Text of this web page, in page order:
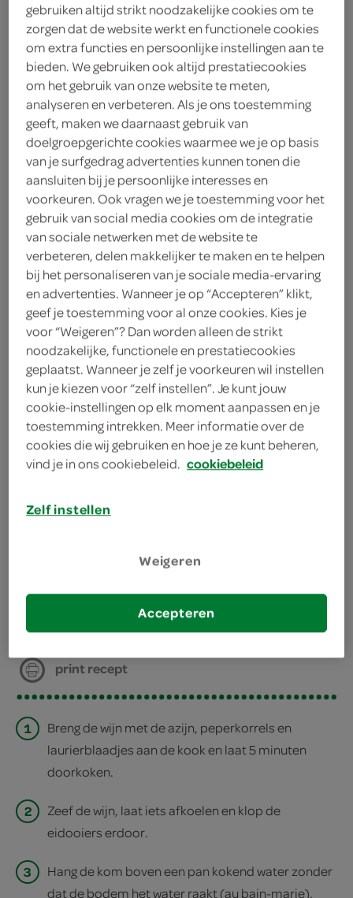
ingrediënten
2 eetlepels platte peterselie
4 plakken rauwe hammen
4 sneeën wit brood
4 eieren
150 gram boter
4 eidooiers
2 laurierblaadjes
10 peperkorrels
2 eetlepels witte wijnazijn
2 eetlepels dragonazijn
125 milliliter witte wijn
deel op twitter
deel op facebook
print recept
1
Breng de wijn met de azijn, peperkorrels en
laurierblaadjes aan de kook en laat 5 minuten
doorkoken.
2
Zeef de wijn, laat iets afkoelen en klop de
eidooiers erdoor.
3
Hang de kom boven een pan kokend water zonder
dat de bodem het water raakt (au bain-marie).
gebruiken altijd strikt noodzakelijke cookies om te
zorgen dat de website werkt en functionele cookies
om extra functies en persoonlijke instellingen aan te
bieden. We gebruiken ook altijd prestatiecookies
om het gebruik van onze website te meten,
analyseren en verbeteren. Als je ons toestemming
geeft, maken we daarnaast gebruik van
doelgroepgerichte cookies waarmee we je op basis
van je surfgedrag advertenties kunnen tonen die
aansluiten bij je persoonlijke interesses en
voorkeuren. Ook vragen we je toestemming voor het
gebruik van social media cookies om de integratie
van sociale netwerken met de website te
verbeteren, delen makkelijker te maken en te helpen
bij het personaliseren van je sociale media-ervaring
en advertenties. Wanneer je op “Accepteren” klikt,
geef je toestemming voor al onze cookies. Kies je
voor “Weigeren”? Dan worden alleen de strikt
noodzakelijke, functionele en prestatiecookies
geplaatst. Wanneer je zelf je voorkeuren wil instellen
kun je kiezen voor “zelf instellen”. Je kunt jouw
cookie-instellingen op elk moment aanpassen en je
toestemming intrekken. Meer informatie over de
cookies die wij gebruiken en hoe je ze kunt beheren,
vind je in ons cookiebeleid. cookiebeleid
Zelf instellen
Weigeren
Accepteren